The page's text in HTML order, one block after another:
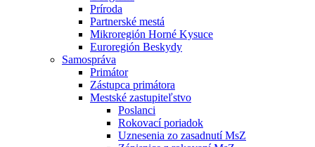
Príroda
Partnerské mestá
Mikroregión Horné Kysuce
Euroregión Beskydy
Samospráva
Primátor
Zástupca primátora
Mestské zastupiteľstvo
Poslanci
Rokovací poriadok
Uznesenia zo zasadnutí MsZ